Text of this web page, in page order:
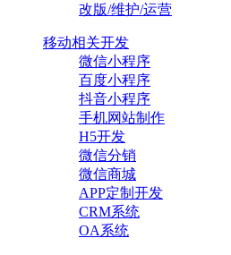
改版/维护/运营
移动相关开发
微信小程序
百度小程序
抖音小程序
手机网站制作
H5开发
微信分销
微信商城
APP定制开发
CRM系统
OA系统